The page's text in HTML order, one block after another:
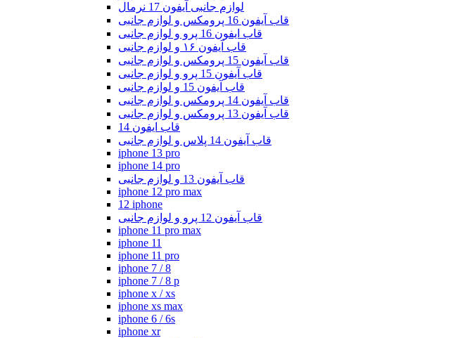
لوازم جانبی آیفون 17 نرمال
قاب آیفون 16 پرومکس و لوازم جانبی
قاب ایفون 16 پرو و لوازم جانبی
قاب آیفون ۱۶ و لوازم جانبی
قاب آیفون 15 پرومکس و لوازم جانبی
قاب آیفون 15 پرو و لوازم جانبی
قاب آیفون 15 و لوازم جانبی
قاب آیفون 14 پرومکس و لوازم جانبی
قاب آیفون 13 پرومکس و لوازم جانبی
قاب ایفون 14
قاب آیفون 14 پلاس و لوازم جانبی
iphone 13 pro
iphone 14 pro
قاب آیفون 13 و لوازم جانبی
iphone 12 pro max
12 iphone
قاب آیفون 12 پرو و لوازم جانبی
iphone 11 pro max
iphone 11
iphone 11 pro
iphone 7 / 8
iphone 7 / 8 p
iphone x / xs
iphone xs max
iphone 6 / 6s
iphone xr